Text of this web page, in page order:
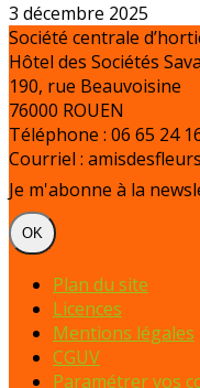
3 décembre 2025
Société centrale
Hôtel des Sociétés
190, rue Beauvoisine
76000 ROUEN
Téléphone : 06 65 24
Courriel :
Je m'abonne à la
OK
Plan du site
Licences
Mentions légales
CGUV
Paramétrer vos